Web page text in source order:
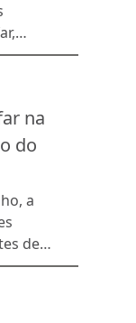
de
serviços
das
na
do
a
de
mais